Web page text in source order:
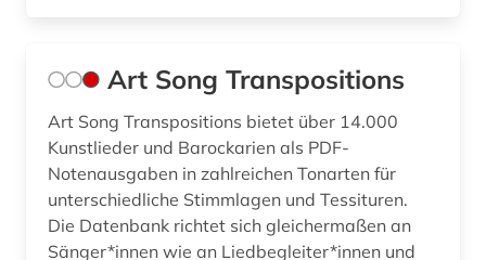
Wissenschaftskunde, Forschung, Hochschul-,
Museumswesen (0)
Art Song Transpositions
Art Song Transpositions bietet über 14.000
Kunstlieder und Barockarien als PDF-
Notenausgaben in zahlreichen Tonarten für
unterschiedliche Stimmlagen und Tessituren.
Die Datenbank richtet sich gleichermaßen an
Sänger*innen wie an Liedbegleiter*innen und